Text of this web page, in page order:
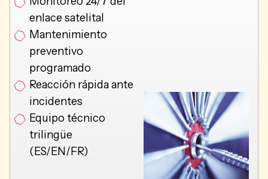
enlace satelital
Mantenimiento
preventivo
programado
Reacción rápida ante
incidentes
Equipo técnico
trilingüe
(ES/EN/FR)